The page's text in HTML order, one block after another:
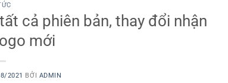
cả phiên bản, thay đổi nhận
mới
2021 BỞI ADMIN